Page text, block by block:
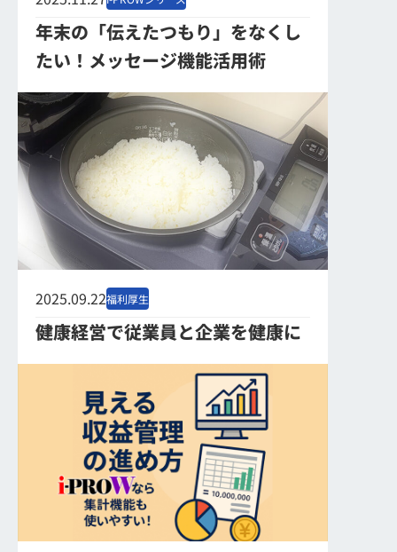
年末の「伝えたつもり」をなくし
たい！メッセージ機能活用術
2025.09.22福利厚生
健康経営で従業員と企業を健康に